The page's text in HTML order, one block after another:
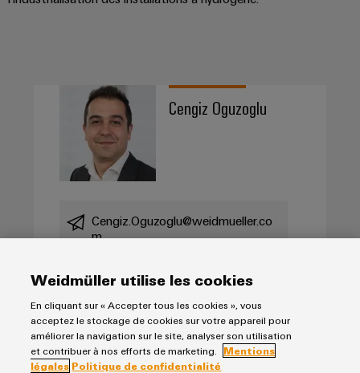
Cengiz Oguzoglu
Cengiz.Oguzoglu@weidmueller.co
m
Salutation
Weidmüller utilise les cookies
En cliquant sur « Accepter tous les cookies », vous
acceptez le stockage de cookies sur votre appareil pour
améliorer la navigation sur le site, analyser son utilisation
et contribuer à nos efforts de marketing.
Mentions
légales Politique de confidentialité